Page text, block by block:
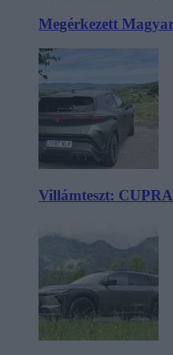
Megérkezett
Villámteszt: